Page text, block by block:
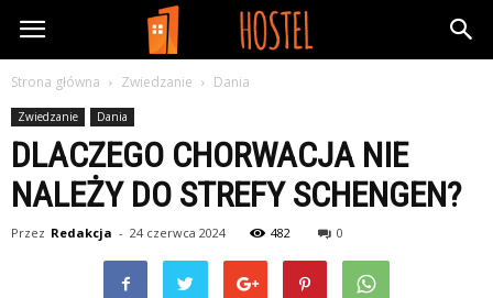
FreeHostel.pl
Strona główna Zwiedzanie Dania
Zwiedzanie Dania
DLACZEGO CHORWACJA NIE
NALEŻY DO STREFY SCHENGEN?
Przez Redakcja - 24 czerwca 2024 482 0